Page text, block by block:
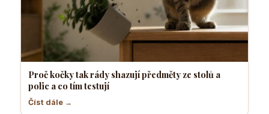
Proč kočky tak rády shazují předměty ze stolů a
polic a co tím testují
Číst dále →